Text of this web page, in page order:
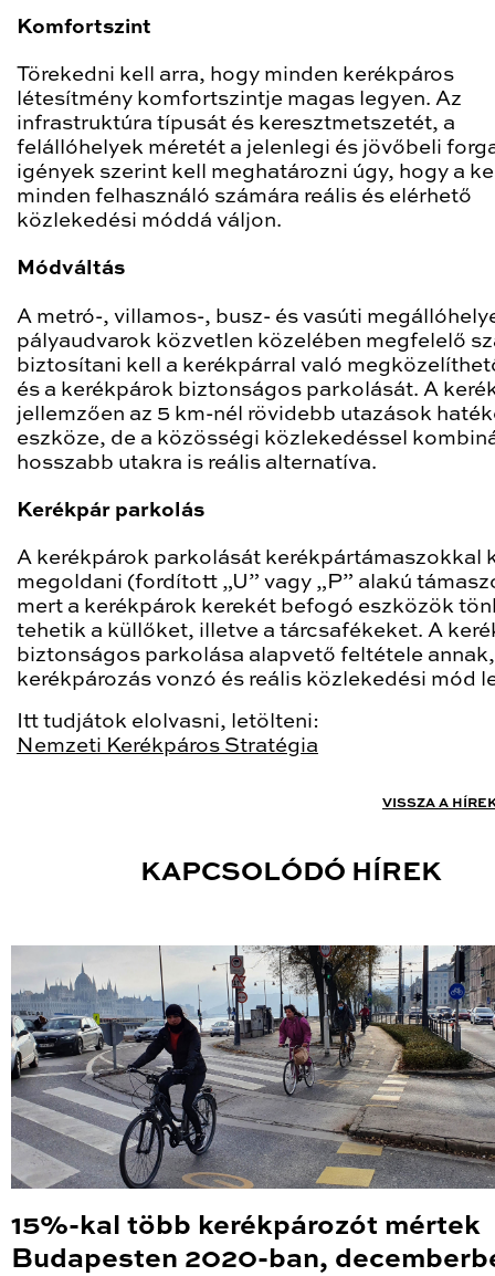
Komfortszint
Törekedni kell arra, hogy minden kerékpáros
létesítmény komfortszintje magas legyen. Az
infrastruktúra típusát és keresztmetszetét, a
felállóhelyek méretét a jelenlegi és jövőbeli
igények szerint kell meghatározni úgy, hogy a
minden felhasználó számára reális és elérhető
közlekedési móddá váljon.
Módváltás
A metró-, villamos-, busz- és vasúti
pályaudvarok közvetlen közelében megfelelő
biztosítani kell a kerékpárral való
és a kerékpárok biztonságos parkolását. A
jellemzően az 5 km-nél rövidebb utazások
eszköze, de a közösségi közlekedéssel
hosszabb utakra is reális alternatíva.
Kerékpár parkolás
A kerékpárok parkolását kerékpártámaszokkal
megoldani (fordított „U” vagy „P” alakú
mert a kerékpárok kerekét befogó eszközök
tehetik a küllőket, illetve a tárcsafékeket. A
biztonságos parkolása alapvető feltétele
kerékpározás vonzó és reális közlekedési mód
Itt tudjátok elolvasni, letölteni:
Nemzeti Kerékpáros Stratégia
VISSZA A
KAPCSOLÓDÓ HÍREK
15%-kal több kerékpározót mértek
Budapesten 2020-ban,